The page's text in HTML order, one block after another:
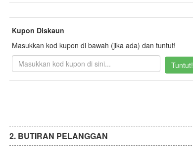
Kupon Diskaun
Masukkan kod kupon di bawah (jika ada) dan tuntut!
Tuntut!
BUTIRAN PELANGGAN